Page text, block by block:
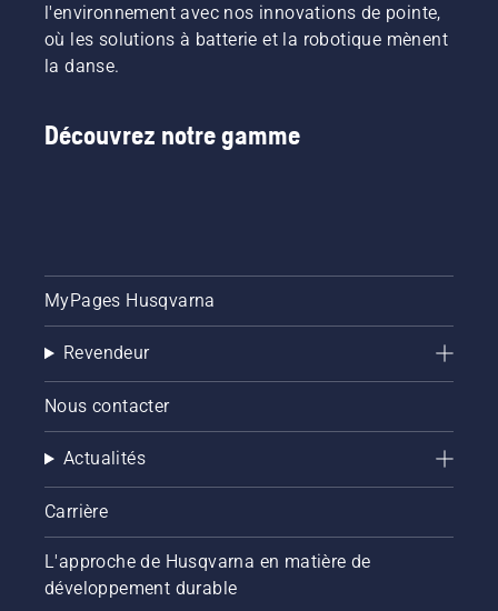
l'environnement avec nos innovations de pointe,
où les solutions à batterie et la robotique mènent
la danse.
Découvrez notre gamme
MyPages Husqvarna
Revendeur
Nous contacter
Actualités
Carrière
L'approche de Husqvarna en matière de
développement durable